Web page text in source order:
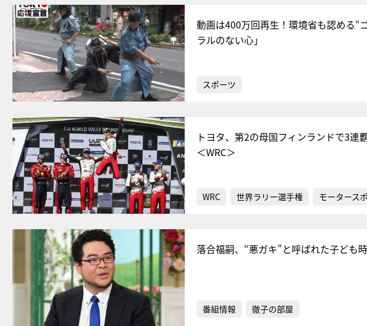
動画は400万回再生！環境省も認める“
ラルのない心」
スポーツ
トヨタ、第2の母国フィンランドで3
＜WRC＞
WRC 世界ラリー選手権 モータース
落合福嗣、“悪ガキ”と呼ばれた子ども
番組情報 徹子の部屋